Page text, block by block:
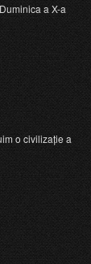
a X-a
o civilizație a